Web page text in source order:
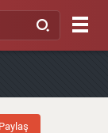
Paylaş